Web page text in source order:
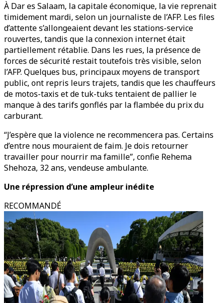
À Dar es Salaam, la capitale économique, la vie reprenait
timidement mardi, selon un journaliste de l’AFP. Les files
d’attente s’allongeaient devant les stations-service
rouvertes, tandis que la connexion internet était
partiellement rétablie. Dans les rues, la présence de
forces de sécurité restait toutefois très visible, selon
l’AFP. Quelques bus, principaux moyens de transport
public, ont repris leurs trajets, tandis que les chauffeurs
de motos-taxis et de tuk-tuks tentaient de pallier le
manque à des tarifs gonflés par la flambée du prix du
carburant.
“J’espère que la violence ne recommencera pas. Certains
d’entre nous mouraient de faim. Je dois retourner
travailler pour nourrir ma famille”, confie Rehema
Shehoza, 32 ans, vendeuse ambulante.
Une répression d’une ampleur inédite
RECOMMANDÉ